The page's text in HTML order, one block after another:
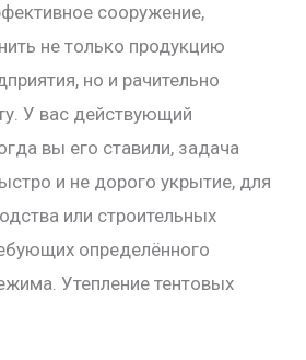
сооружение,
не только продукцию
но и рачительно
У вас действующий
вы его ставили, задача
и не дорого укрытие, для
или строительных
определённого
Утепление тентовых